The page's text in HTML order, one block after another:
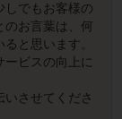
しでもお客様の
のお言葉は、何
と思います。
ービスの向上に
させてくださ